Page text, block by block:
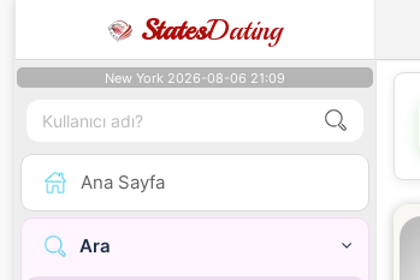
StatesDating
New York 2026-08-06 21:09
Ana Sayfa
Ara